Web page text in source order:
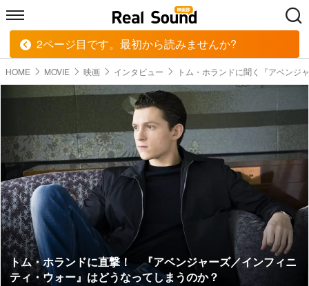
HOME MUSIC MOVIE TECH
HOME MOVIE 映画 インタビュー トム・ホランドに聞く『アベンジ
トム・ホランドに直撃！ 『アベンジャーズ／インフィニ
ティ・ウォー』はどうなってしまうのか？
2ページ目です。最初から読みませんか?